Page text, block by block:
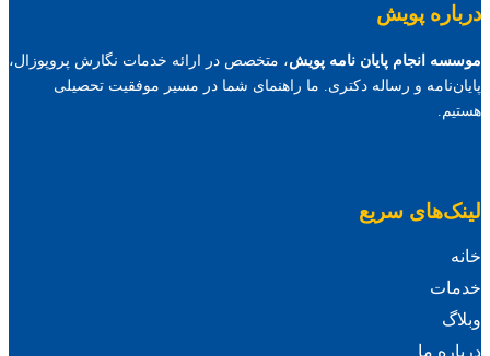
درباره پویش
موسسه انجام پایان نامه پویش، متخصص در ارائه خدمات نگارش پروپوزال،
پایان‌نامه و رساله دکتری. ما راهنمای شما در مسیر موفقیت تحصیلی
هستیم.
لینک‌های سریع
خانه
خدمات
وبلاگ
درباره ما